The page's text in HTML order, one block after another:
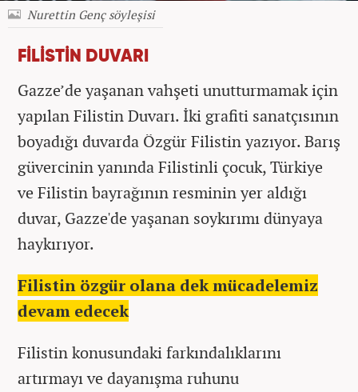
Nurettin Genç söyleşisi
FİLİSTİN DUVARI
Gazze’de yaşanan vahşeti unutturmamak için
yapılan Filistin Duvarı. İki grafiti sanatçısının
boyadığı duvarda Özgür Filistin yazıyor. Barış
güvercinin yanında Filistinli çocuk, Türkiye
ve Filistin bayrağının resminin yer aldığı
duvar, Gazze'de yaşanan soykırımı dünyaya
haykırıyor.
Filistin özgür olana dek mücadelemiz
devam edecek
Filistin konusundaki farkındalıklarını
artırmayı ve dayanışma ruhunu